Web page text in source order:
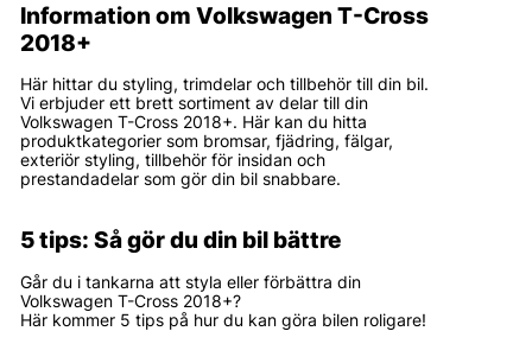
Information om Volkswagen T-Cross
2018+
Här hittar du styling, trimdelar och tillbehör till din bil.
Vi erbjuder ett brett sortiment av delar till din
Volkswagen T-Cross 2018+. Här kan du hitta
produktkategorier som bromsar, fjädring, fälgar,
exteriör styling, tillbehör för insidan och
prestandadelar som gör din bil snabbare.
5 tips: Så gör du din bil bättre
Går du i tankarna att styla eller förbättra din
Volkswagen T-Cross 2018+?
Här kommer 5 tips på hur du kan göra bilen roligare!